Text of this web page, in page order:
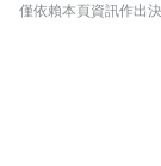
僅依賴本頁資訊作出